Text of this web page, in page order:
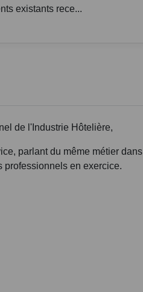
existants rece...
de l'Industrie Hôtelière,
parlant du même métier dans
professionnels en exercice.